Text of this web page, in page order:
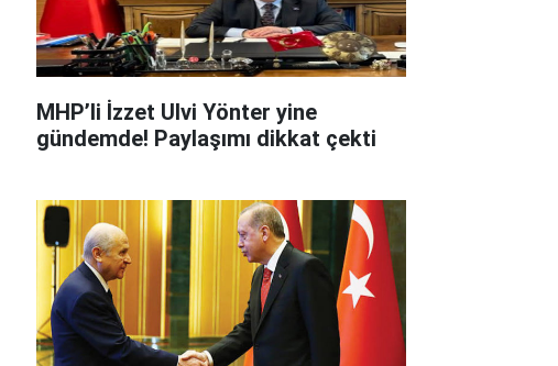
MHP’li İzzet Ulvi Yönter yine
gündemde! Paylaşımı dikkat çekti